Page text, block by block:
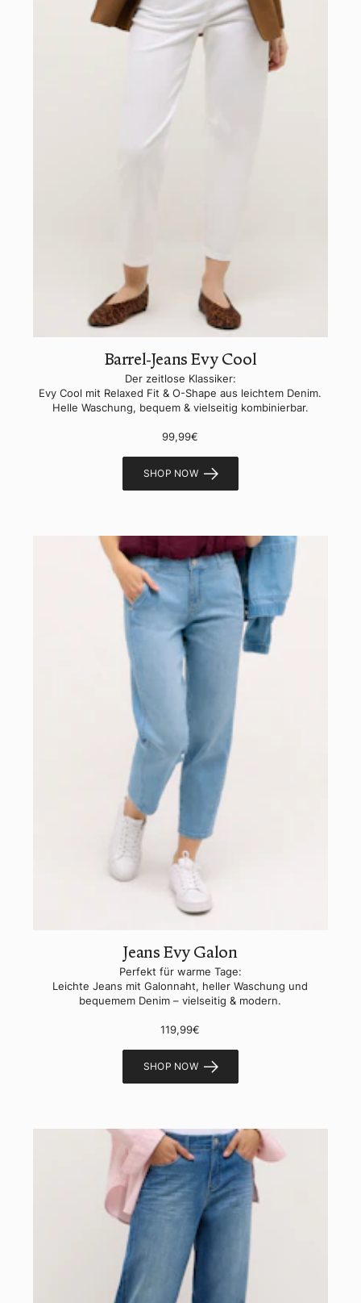
Barrel-Jeans Evy Cool
Der zeitlose Klassiker:
Evy Cool mit Relaxed Fit & O-Shape aus leichtem Denim.
Helle Waschung, bequem & vielseitig kombinierbar.
99,99€
SHOP NOW
Jeans Evy Galon
Perfekt für warme Tage:
Leichte Jeans mit Galonnaht, heller Waschung und
bequemem Denim – vielseitig & modern.
119,99€
SHOP NOW